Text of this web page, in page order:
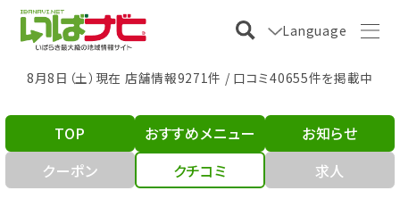
Language
8月8日（土）現在 店舗情報9271件 / 口コミ40655件を掲載中
TOP おすすめメニュー
お知らせ
クーポン
クチコミ 求人